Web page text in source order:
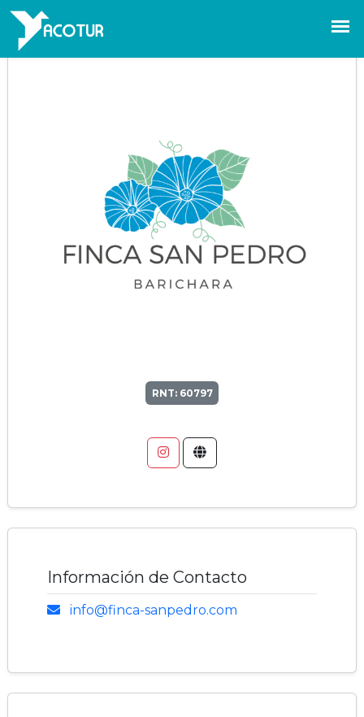
FINCA SAN PEDRO
BARICHARA
RNT: 60797
Información de Contacto
info@finca-sanpedro.com